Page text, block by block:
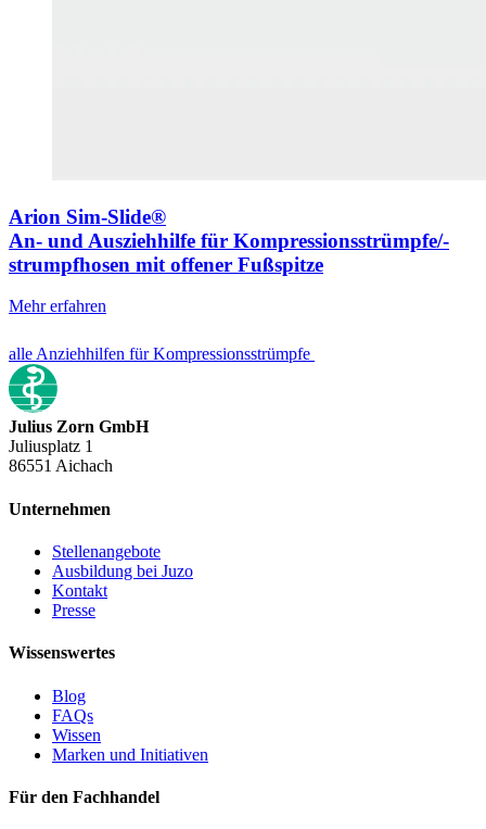
Arion Sim-Slide®
An- und Ausziehhilfe für Kompressionsstrümpfe/-
strumpfhosen mit offener Fußspitze
Mehr erfahren
alle Anziehhilfen für Kompressionsstrümpfe
Julius Zorn GmbH
Juliusplatz 1
86551 Aichach
Unternehmen
Stellenangebote
Ausbildung bei Juzo
Kontakt
Presse
Wissenswertes
Blog
FAQs
Wissen
Marken und Initiativen
Für den Fachhandel